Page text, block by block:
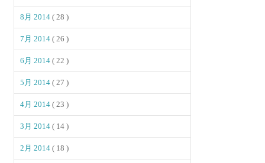
8月 2014( 28 )
7月 2014( 26 )
6月 2014( 22 )
5月 2014( 27 )
4月 2014( 23 )
3月 2014( 14 )
2月 2014( 18 )